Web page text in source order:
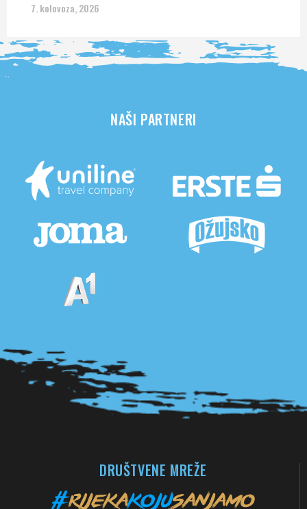
7. kolovoza, 2026
NAŠI PARTNERI
DRUŠTVENE MREŽE